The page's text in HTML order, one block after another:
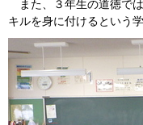
また、３年生の道徳で
キルを身に付けるという